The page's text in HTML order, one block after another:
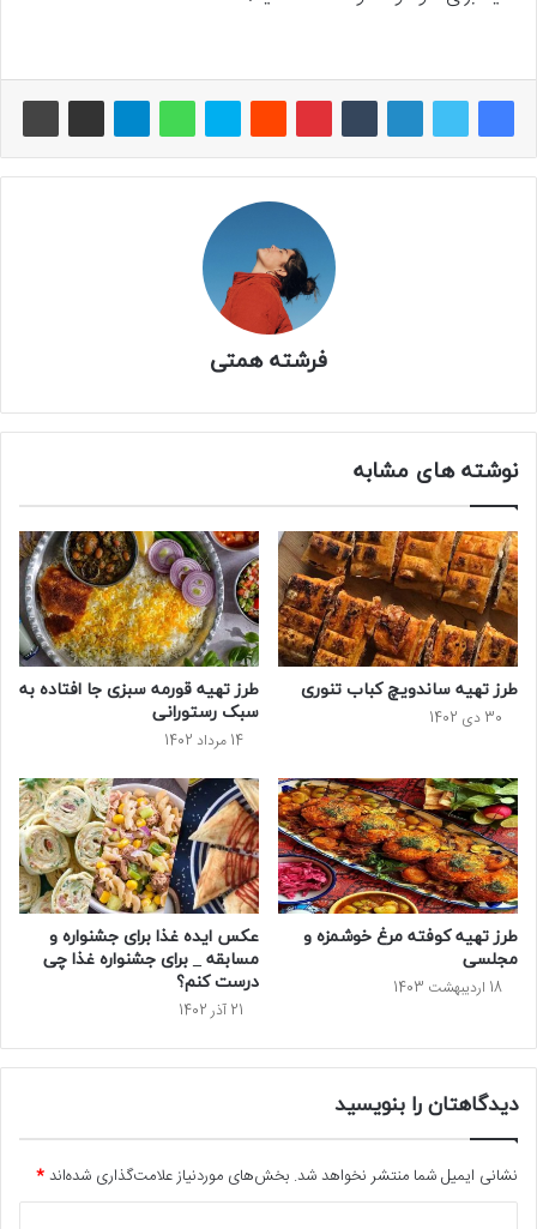
فرشته همتی
نوشته های مشابه
طرز تهیه ساندویچ کباب تنوری
30 دی 1402
طرز تهیه قورمه سبزی جا افتاده به
سبک رستورانی
14 مرداد 1402
طرز تهیه کوفته مرغ خوشمزه و
مجلسی
18 اردیبهشت 1403
عکس ایده غذا برای جشنواره و
مسابقه _ برای جشنواره غذا چی
درست کنم؟
21 آذر 1402
دیدگاهتان را بنویسید
نشانی ایمیل شما منتشر نخواهد شد. بخش‌های موردنیاز علامت‌گذاری شده‌اند*